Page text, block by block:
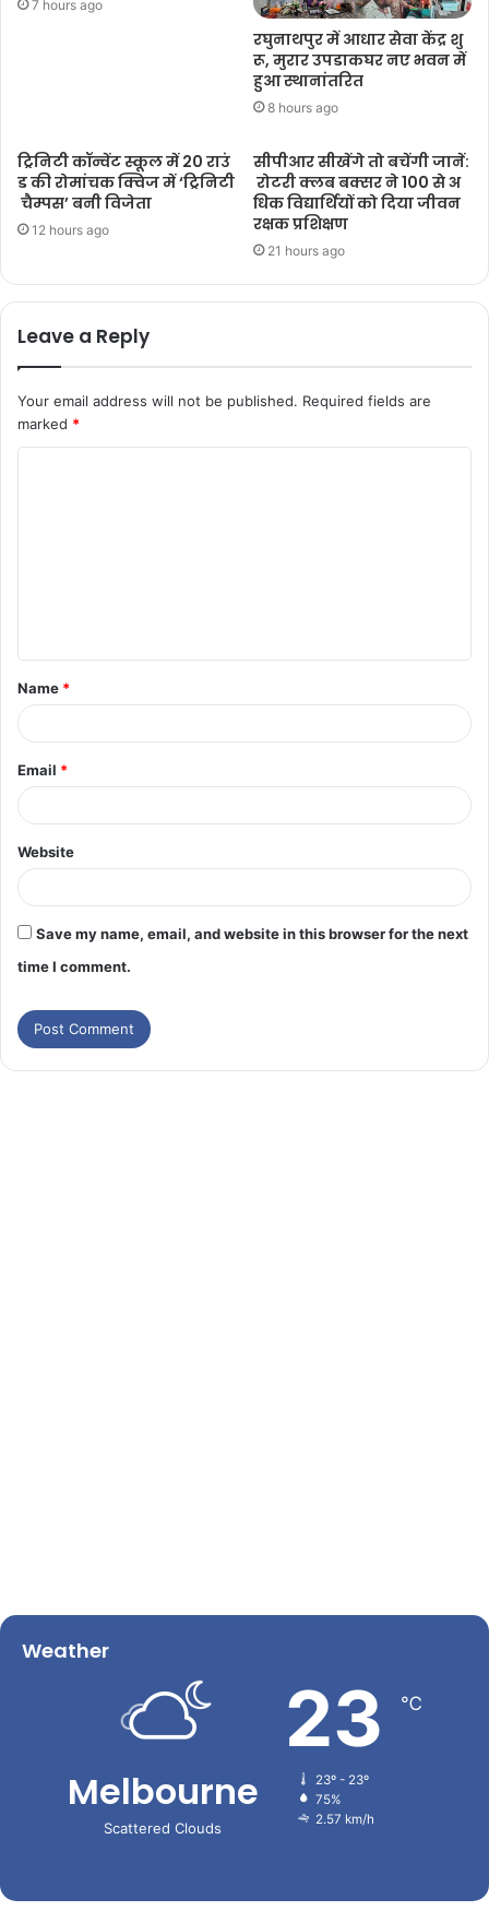
7 hours ago
रघुनाथपुर में आधार सेवा केंद्र शु
रू, मुरार उपडाकघर नए भवन में
हुआ स्थानांतरित
8 hours ago
ट्रिनिटी कॉन्वेंट स्कूल में 20 राउं
ड की रोमांचक क्विज में ‘ट्रिनिटी
चैम्पस’ बनी विजेता
12 hours ago
सीपीआर सीखेंगे तो बचेंगी जानें:
रोटरी क्लब बक्सर ने 100 से अ
धिक विद्यार्थियों को दिया जीवन
रक्षक प्रशिक्षण
21 hours ago
Leave a Reply
Your email address will not be published. Required fields are
marked *
Name *
Email *
Website
Save my name, email, and website in this browser for the next
time I comment.
Weather
Melbourne
Scattered Clouds
23 ℃
23º - 23º
75%
2.57 km/h